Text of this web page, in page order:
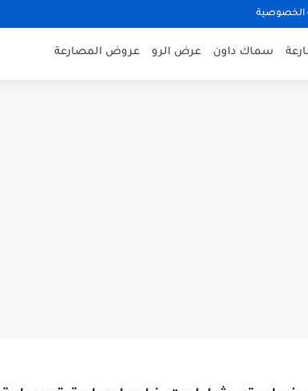
الخصوصية
سماك داون عرض الرو عروض المصارعة